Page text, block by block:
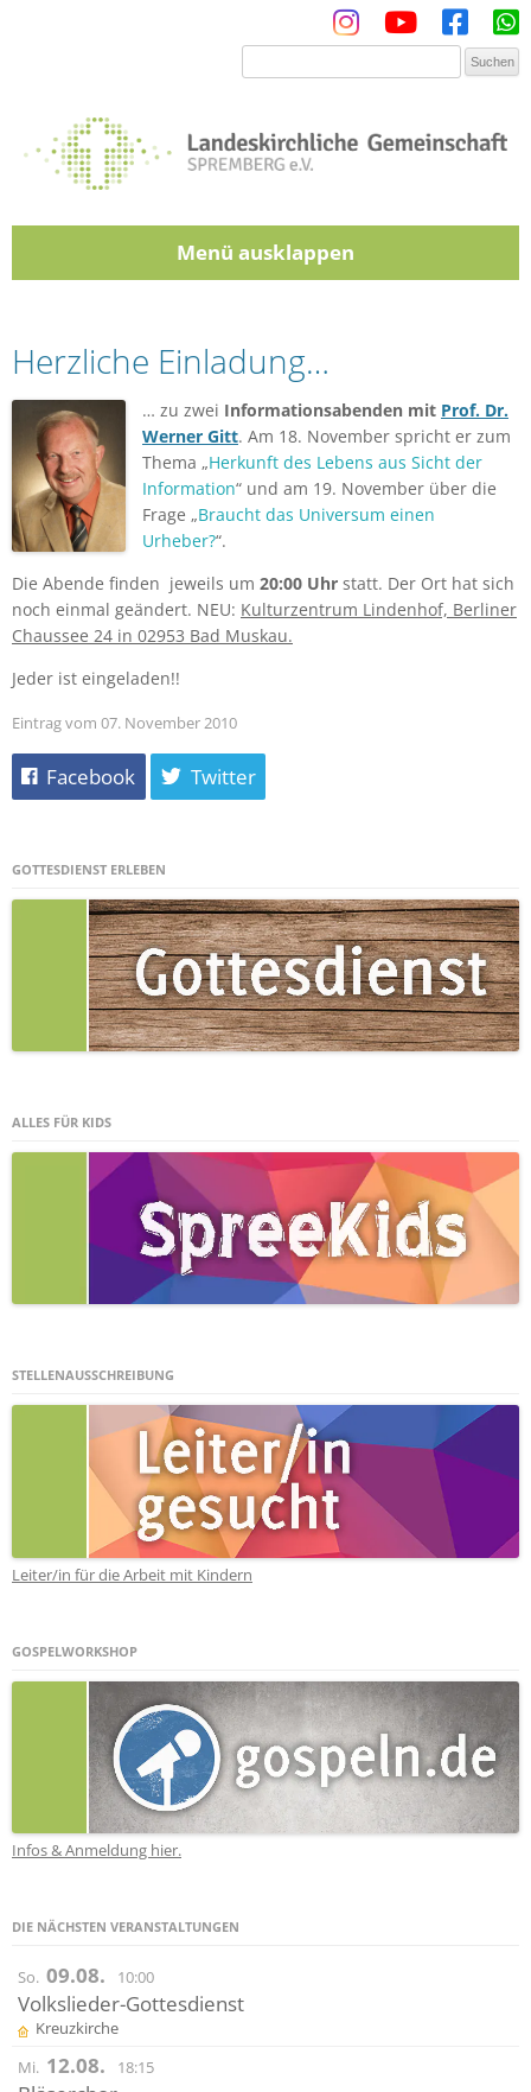
Menü
Herzliche Einladung…
… zu zwei Informationsabenden mit Prof. Dr.
Werner Gitt. Am 18. November spricht er zum
Thema „Herkunft des Lebens aus Sicht der
Information“ und am 19. November über die
Frage „Braucht das Universum einen
Urheber?“.
Die Abende finden jeweils um 20:00 Uhr statt. Der Ort hat sich
noch einmal geändert. NEU: Kulturzentrum Lindenhof, Berliner
Chaussee 24 in 02953 Bad Muskau.
Jeder ist eingeladen!!
Eintrag vom 07. November 2010
Facebook Twitter
GOTTESDIENST ERLEBEN
ALLES FÜR KIDS
STELLENAUSSCHREIBUNG
Leiter/in für die Arbeit mit Kindern
GOSPELWORKSHOP
Infos & Anmeldung hier.
DIE NÄCHSTEN VERANSTALTUNGEN
So. 09.08. 10:00
Volkslieder-Gottesdienst
Kreuzkirche
Mi. 12.08. 18:15